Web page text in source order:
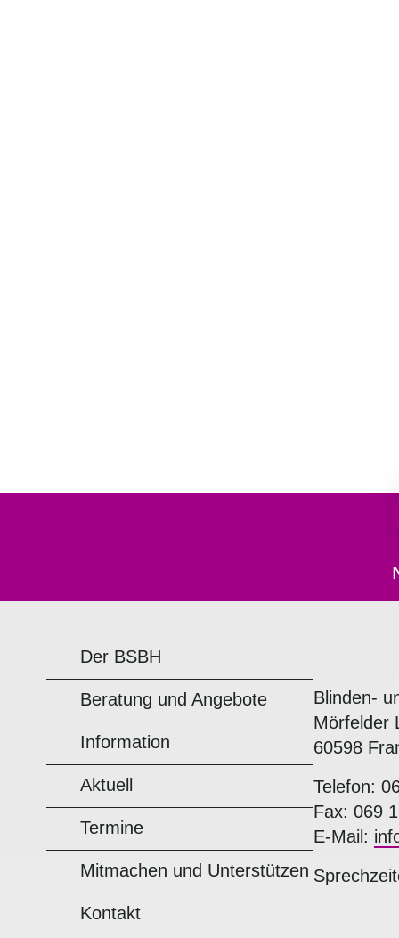
Der BSBH
Beratung und Angebote
Information
Aktuell
Termine
Mitmachen und Unterstützen
Kontakt
Blinden-
Mörfelder
60598
Telefon:
Fax: 069
E-Mail: